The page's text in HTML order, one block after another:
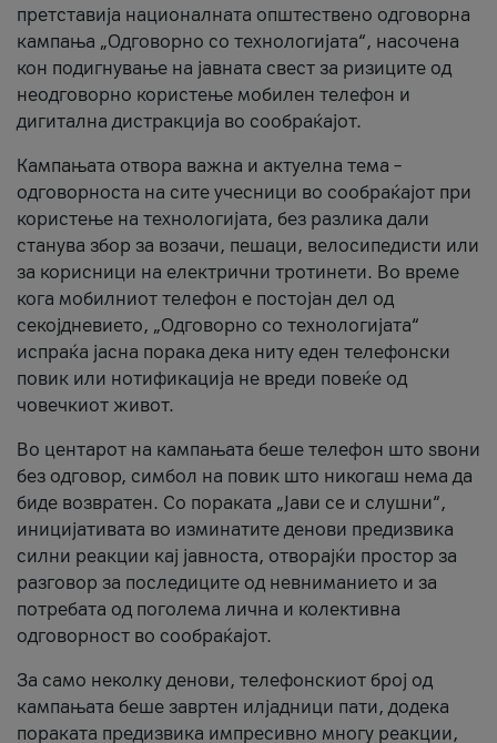
претставија националната општествено одговорна
кампања „Одговорно со технологијата“, насочена
кон подигнување на јавната свест за ризиците од
неодговорно користење мобилен телефон и
дигитална дистракција во сообраќајот.
Кампањата отвора важна и актуелна тема –
одговорноста на сите учесници во сообраќајот при
користење на технологијата, без разлика дали
станува збор за возачи, пешаци, велосипедисти или
за корисници на електрични тротинети. Во време
кога мобилниот телефон е постојан дел од
секојдневието, „Одговорно со технологијата“
испраќа јасна порака дека ниту еден телефонски
повик или нотификација не вреди повеќе од
човечкиот живот.
Во центарот на кампањата беше телефон што ѕвони
без одговор, симбол на повик што никогаш нема да
биде возвратен. Со пораката „Јави се и слушни“,
иницијативата во изминатите денови предизвика
силни реакции кај јавноста, отворајќи простор за
разговор за последиците од невниманието и за
потребата од поголема лична и колективна
одговорност во сообраќајот.
За само неколку денови, телефонскиот број од
кампањата беше завртен илјадници пати, додека
пораката предизвика импресивно многу реакции,